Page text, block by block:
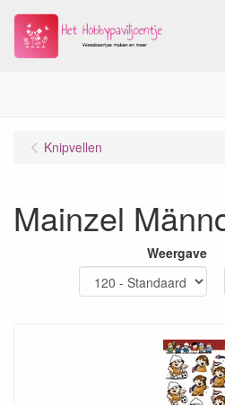
Knipvellen
Mainzel
Weergave